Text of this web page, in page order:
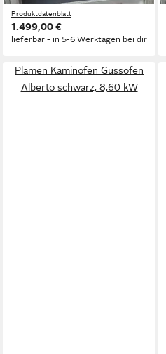
Produktdatenblatt
1.499,00 €
lieferbar - in 5-6 Werktagen bei dir
Plamen Kaminofen Gussofen
Alberto schwarz, 8,60 kW